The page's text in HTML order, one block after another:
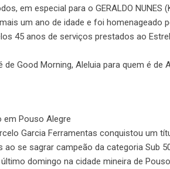
em especial para o GERALDO NUNES
um ano de idade e foi homenageado
45 anos de serviços prestados ao
de Good Morning, Aleluia para quem é de
em Pouso Alegre
Garcia Ferramentas conquistou um
ao se sagrar campeão da categoria Sub
domingo na cidade mineira de